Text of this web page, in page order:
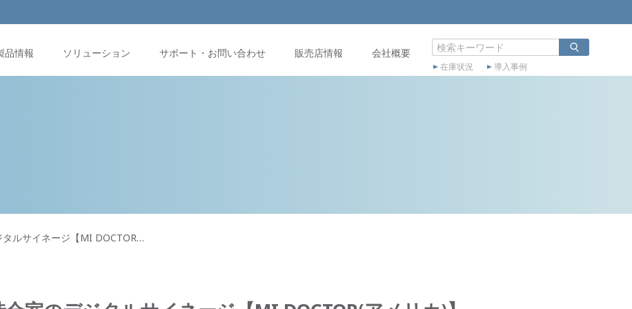
品情報 ソリューション サポート・お問い合わせ 販売店情報 会社概要
在庫状況 導入事例
ルサイネージ【MI DOCTOR…